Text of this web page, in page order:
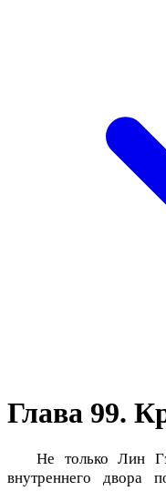
Глава 99.
Не только Лин
внутреннего двора